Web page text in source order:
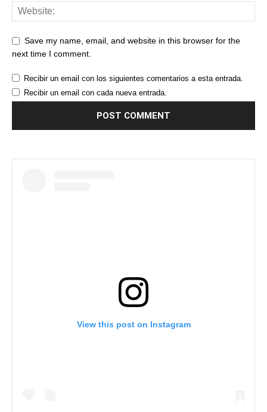
Save my name, email, and website in this browser for the
next time I comment.
Recibir un email con los siguientes comentarios a esta entrada.
Recibir un email con cada nueva entrada.
View this post on Instagram